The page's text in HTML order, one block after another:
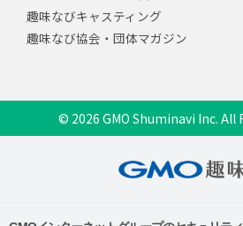
趣味なびキャスティング
趣味なび協会・団体マガジン
© 2026 GMO Shuminavi Inc. All